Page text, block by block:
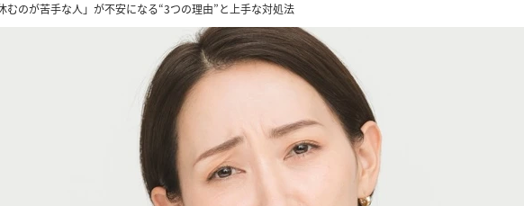
休むのが苦手な人」が不安になる“3つの理由”と上手な対処法